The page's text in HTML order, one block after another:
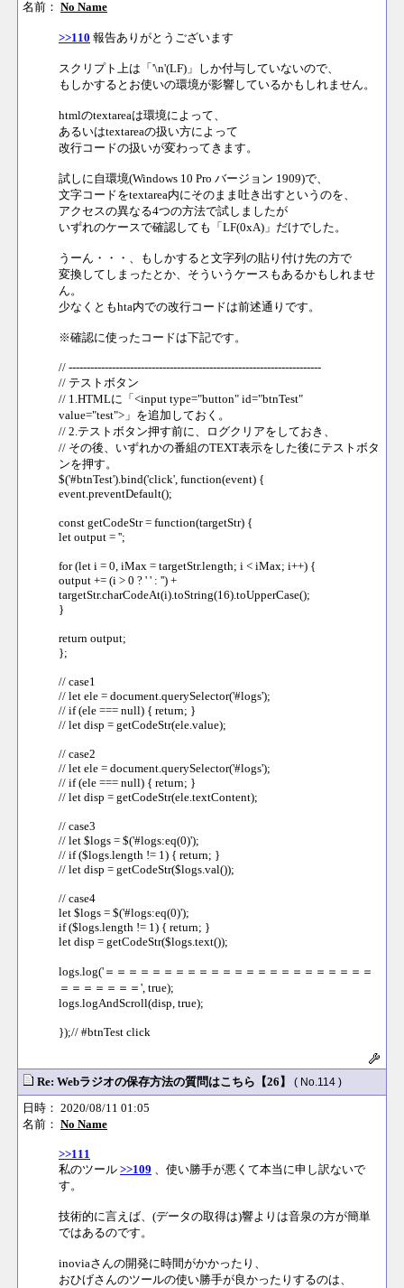
名前： No Name
>>110 報告ありがとうございます
スクリプト上は「'\n'(LF)」しか付与していないので、
もしかするとお使いの環境が影響しているかもしれません。
htmlのtextareaは環境によって、
あるいはtextareaの扱い方によって
改行コードの扱いが変わってきます。
試しに自環境(Windows 10 Pro バージョン 1909)で、
文字コードをtextarea内にそのまま吐き出すというのを、
アクセスの異なる4つの方法で試しましたが
いずれのケースで確認しても「LF(0xA)」だけでした。
うーん・・・、もしかすると文字列の貼り付け先の方で
変換してしまったとか、そういうケースもあるかもしれませ
ん。
少なくともhta内での改行コードは前述通りです。
※確認に使ったコードは下記です。
// ----------------------------------------------------------------------
// テストボタン
// 1.HTMLに「<input type="button" id="btnTest"
value="test">」を追加しておく。
// 2.テストボタン押す前に、ログクリアをしておき、
// その後、いずれかの番組のTEXT表示をした後にテストボタ
ンを押す。
$('#btnTest').bind('click', function(event) {
event.preventDefault();
const getCodeStr = function(targetStr) {
let output = '';
for (let i = 0, iMax = targetStr.length; i < iMax; i++) {
output += (i > 0 ? ' ' : '') +
targetStr.charCodeAt(i).toString(16).toUpperCase();
}
return output;
};
// case1
// let ele = document.querySelector('#logs');
// if (ele === null) { return; }
// let disp = getCodeStr(ele.value);
// case2
// let ele = document.querySelector('#logs');
// if (ele === null) { return; }
// let disp = getCodeStr(ele.textContent);
// case3
// let $logs = $('#logs:eq(0)');
// if ($logs.length != 1) { return; }
// let disp = getCodeStr($logs.val());
// case4
let $logs = $('#logs:eq(0)');
if ($logs.length != 1) { return; }
let disp = getCodeStr($logs.text());
logs.log('＝＝＝＝＝＝＝＝＝＝＝＝＝＝＝＝＝＝＝＝＝＝＝
＝＝＝＝＝＝＝', true);
logs.logAndScroll(disp, true);
});// #btnTest click
Re: Webラジオの保存方法の質問はこちら【26】 ( No.114 )
日時： 2020/08/11 01:05
名前： No Name
>>111
私のツール >>109 、使い勝手が悪くて本当に申し訳ないで
す。
技術的に言えば、(データの取得は)響よりは音泉の方が簡単
ではあるのです。
inoviaさんの開発に時間がかかったり、
おひげさんのツールの使い勝手が良かったりするのは、